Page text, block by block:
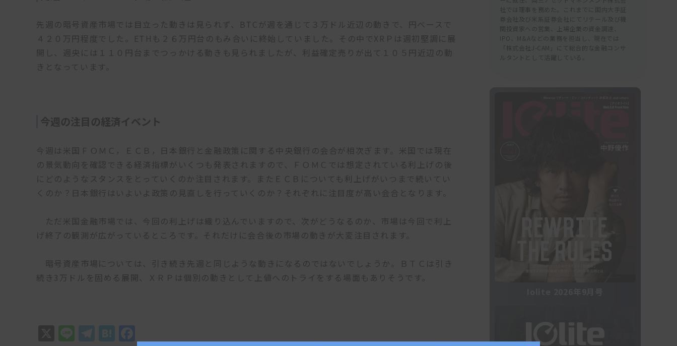
先週の暗号資産市場では目立った動きは見られず、BTCが週を通じて３万ドル近辺の動きで、円ベースで
４２０万円程度でした。ETHも２６万円台のもみ合いに終始していました。その中でXRＰは週初堅調に展
開し、週央には１１０円台までつっかける動きも見られましたが、利益確定売りが出て１０５円近辺の動
きとなっています。
今週の注目の経済イベント
今週は米国ＦＯＭＣ，ＥＣＢ，日本銀行と金融政策に関する中央銀行の会合が相次ぎます。米国では現在
の景気動向を確認できる経済指標がいくつも発表されますので、ＦＯＭＣでは想定されている利上げの後
にどのようなスタンスをとっていくのか注目されます。またＥＣＢについても利上げがいつまで続いてい
くのか？日本銀行はいよいよ政策の見直しを行っていくのか？それぞれに注目度が高い会合となります。
ただ米国金融市場では、今回の利上げは織り込んでいますので、次がどうなるのか、市場は今回で利上
げ終了の観測が広がっているところです。それだけに会合後の市場の動きが大変注目されます。
暗号資産市場については、引き続き先週と同じような動きになるのではないでしょうか。ＢＴＣは引き
続き3万ドルを固める展開、ＸＲＰは個別の動きとして上値へのトライをする場面もありそうです。
X LineTelegram
Hatena
Facebook
社では理事を務めた。これまでに国内大手証
券会社及び米系証券会社にてリテール及び機
関投資家への営業、上場企業の資金調達、
IPO、M&Aなどの業務を担当し、現在では
「株式会社J-CAM」にて総合的な金融コンサ
ルタントとして活躍している。